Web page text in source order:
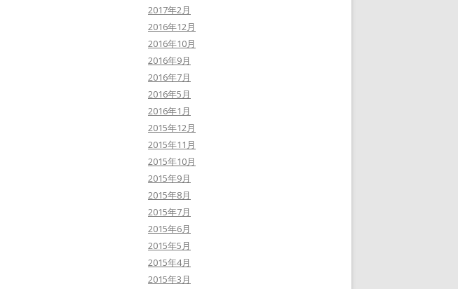
2017年2月
2016年12月
2016年10月
2016年9月
2016年7月
2016年5月
2016年1月
2015年12月
2015年11月
2015年10月
2015年9月
2015年8月
2015年7月
2015年6月
2015年5月
2015年4月
2015年3月